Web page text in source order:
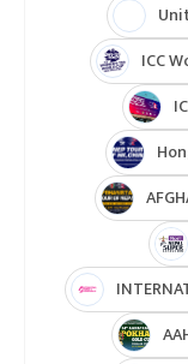
ICC